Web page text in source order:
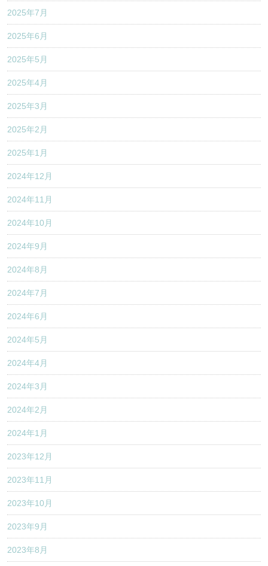
2025年7月
2025年6月
2025年5月
2025年4月
2025年3月
2025年2月
2025年1月
2024年12月
2024年11月
2024年10月
2024年9月
2024年8月
2024年7月
2024年6月
2024年5月
2024年4月
2024年3月
2024年2月
2024年1月
2023年12月
2023年11月
2023年10月
2023年9月
2023年8月